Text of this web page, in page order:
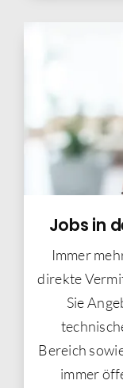
Jobs in
Immer
direkte
Sie
Bereich
immer